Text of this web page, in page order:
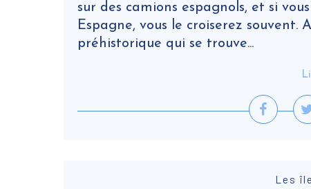
sur des camions espagnols, et si
Espagne, vous le croiserez
préhistorique qui se trouve...
Les